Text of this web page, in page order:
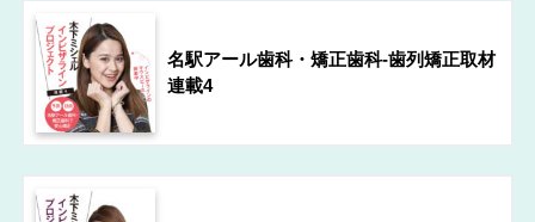
名駅アール歯科・矯正歯科-歯列矯正取材
連載4